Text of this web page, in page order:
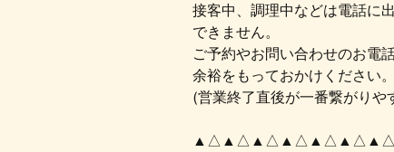
接客中、調理中などは電話に
できません。
ご予約やお問い合わせのお電
余裕をもっておかけください。
(営業終了直後が一番繋がりや